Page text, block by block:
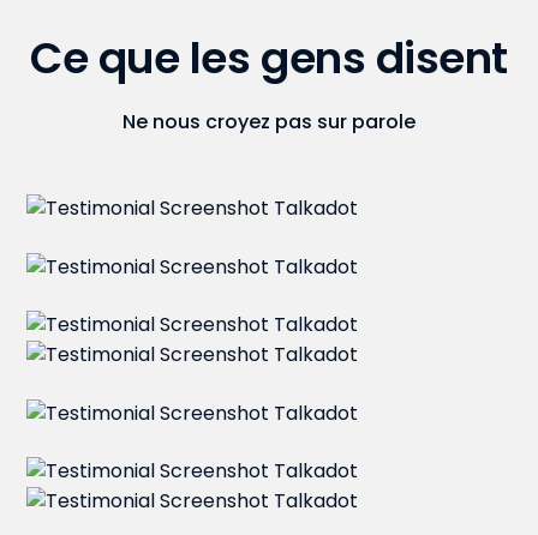
Ce que les gens disent
Ne nous croyez pas sur parole